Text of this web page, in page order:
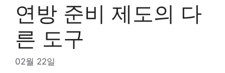
연방 준비 제도의 다
른 도구
02월 22일